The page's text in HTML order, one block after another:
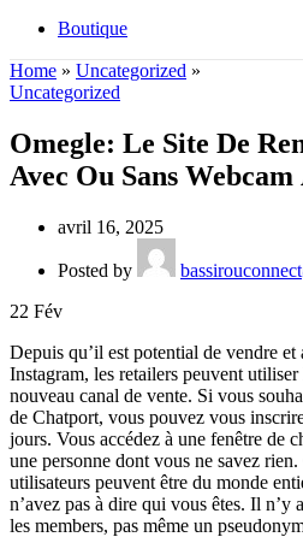
Boutique
Home » Uncategorized »
Uncategorized
Omegle: Le Site De
Avec Ou Sans
avril 16, 2025
Posted by
22 Fév
Depuis qu’il est potential de vendre et
Instagram, les retailers peuvent
nouveau canal de vente. Si vous
de Chatport, vous pouvez vous
jours. Vous accédez à une fenêtre de
une personne dont vous ne savez
utilisateurs peuvent être du monde
n’avez pas à dire qui vous êtes. Il n’y
les members, pas même un